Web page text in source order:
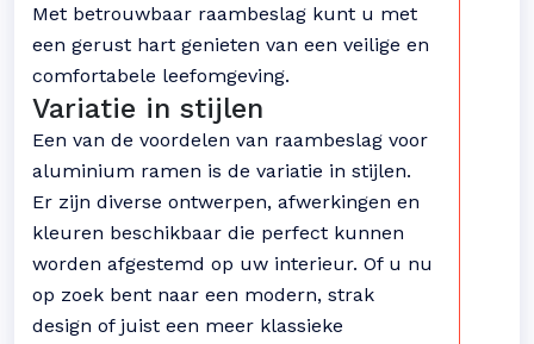
Met betrouwbaar raambeslag kunt u met
een gerust hart genieten van een veilige en
comfortabele leefomgeving.
Variatie in stijlen
Een van de voordelen van raambeslag voor
aluminium ramen is de variatie in stijlen.
Er zijn diverse ontwerpen, afwerkingen en
kleuren beschikbaar die perfect kunnen
worden afgestemd op uw interieur. Of u nu
op zoek bent naar een modern, strak
design of juist een meer klassieke